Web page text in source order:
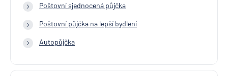
Poštovní sjednocená půjčka
Poštovní půjčka na lepší bydlení
Autopůjčka